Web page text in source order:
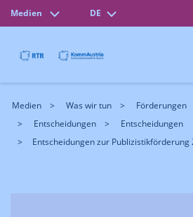
Medien DE
Medien Was wir tun Förderungen
Entscheidungen
Entscheidungen
Entscheidungen zur Publizistikförderung